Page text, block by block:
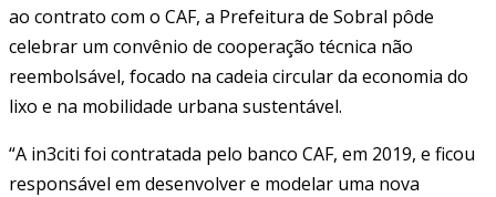
ao contrato com o CAF, a Prefeitura de Sobral pôde
celebrar um convênio de cooperação técnica não
reembolsável, focado na cadeia circular da economia do
lixo e na mobilidade urbana sustentável.
“A in3citi foi contratada pelo banco CAF, em 2019, e ficou
responsável em desenvolver e modelar uma nova